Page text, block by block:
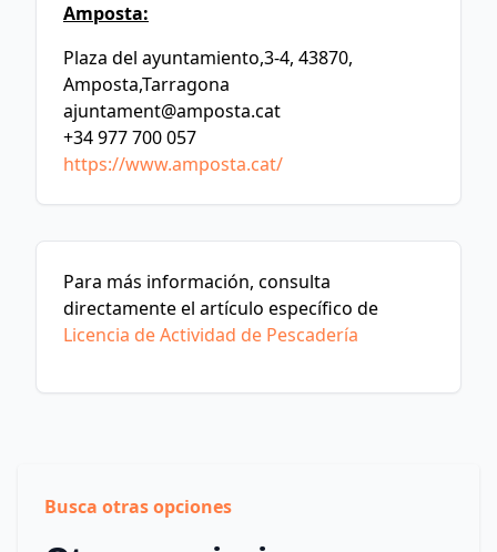
Amposta:
Plaza del ayuntamiento,3-4, 43870,
Amposta,Tarragona
ajuntament@amposta.cat
+34 977 700 057
https://www.amposta.cat/
Para más información, consulta
directamente el artículo específico de
Licencia de Actividad de Pescadería
Busca otras opciones